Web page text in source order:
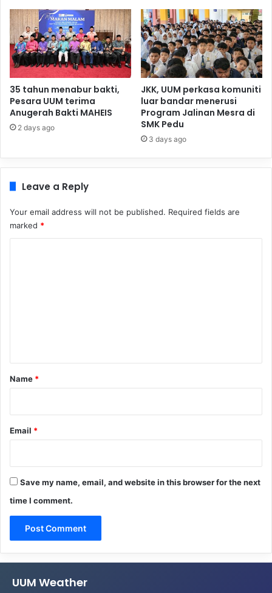
35 tahun menabur bakti,
Pesara UUM terima
Anugerah Bakti MAHEIS
2 days ago
JKK, UUM perkasa komuniti
luar bandar menerusi
Program Jalinan Mesra di
SMK Pedu
3 days ago
Leave a Reply
Your email address will not be published. Required fields are
marked *
*
Name *
Email *
Save my name, email, and website in this browser for the next
time I comment.
UUM Weather